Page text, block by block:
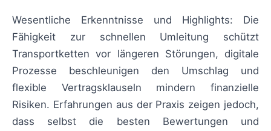
Wesentliche Erkenntnisse und Highlights: Die
Fähigkeit zur schnellen Umleitung schützt
Transportketten vor längeren Störungen, digitale
Prozesse beschleunigen den Umschlag und
flexible Vertragsklauseln mindern finanzielle
Risiken. Erfahrungen aus der Praxis zeigen jedoch,
dass selbst die besten Bewertungen und